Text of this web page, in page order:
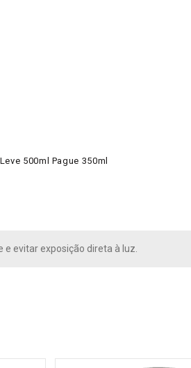
500ml Pague 350ml
evitar exposição direta à luz.